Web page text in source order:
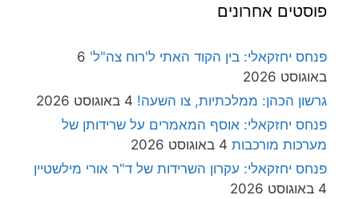
פוסטים אחרונים
פנחס יחזקאלי: בין הקוד האתי ל'רוח צה"ל' 6
באוגוסט 2026
גרשון הכהן: ממלכתיות, צו השעה! 4 באוגוסט 2026
פנחס יחזקאלי: אוסף המאמרים על שרידותן של
מערכות מורכבות 4 באוגוסט 2026
פנחס יחזקאלי: עקרון השרידות של ד"ר אורי מילשטיין
4 באוגוסט 2026